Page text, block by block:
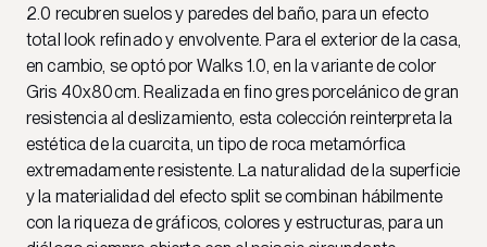
2.0 recubren suelos y paredes del baño, para un efecto
total look refinado y envolvente. Para el exterior de la casa,
en cambio, se optó por Walks 1.0, en la variante de color
Gris 40x80cm. Realizada en fino gres porcelánico de gran
resistencia al deslizamiento, esta colección reinterpreta la
estética de la cuarcita, un tipo de roca metamórfica
extremadamente resistente. La naturalidad de la superficie
y la materialidad del efecto split se combinan hábilmente
con la riqueza de gráficos, colores y estructuras, para un